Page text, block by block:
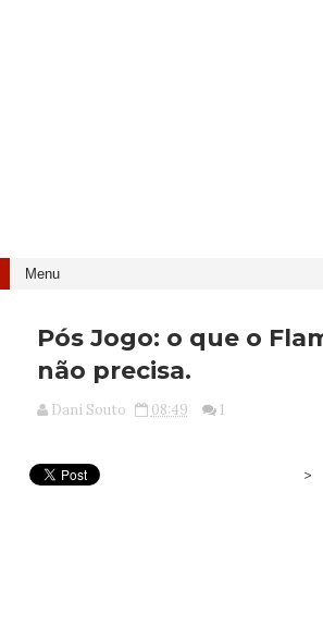
Pós Jogo: o que o
não precisa.
Dani Souto 08:49 1
>